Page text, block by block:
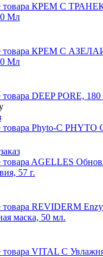
КРЕМ С
Мл
КРЕМ С
Мл
DEEP PORE, 180
Phyto-C PHYTO
AGELLES
57 г.
REVIDERM
маска, 50 мл.
VITAL С